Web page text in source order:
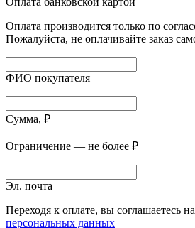
Оплата производится только по
Пожалуйста, не оплачивайте заказ
ФИО покупателя
Сумма, ₽
Ограничение — не более ₽
Эл. почта
Переходя к оплате, вы соглашаетесь на
персональных данных